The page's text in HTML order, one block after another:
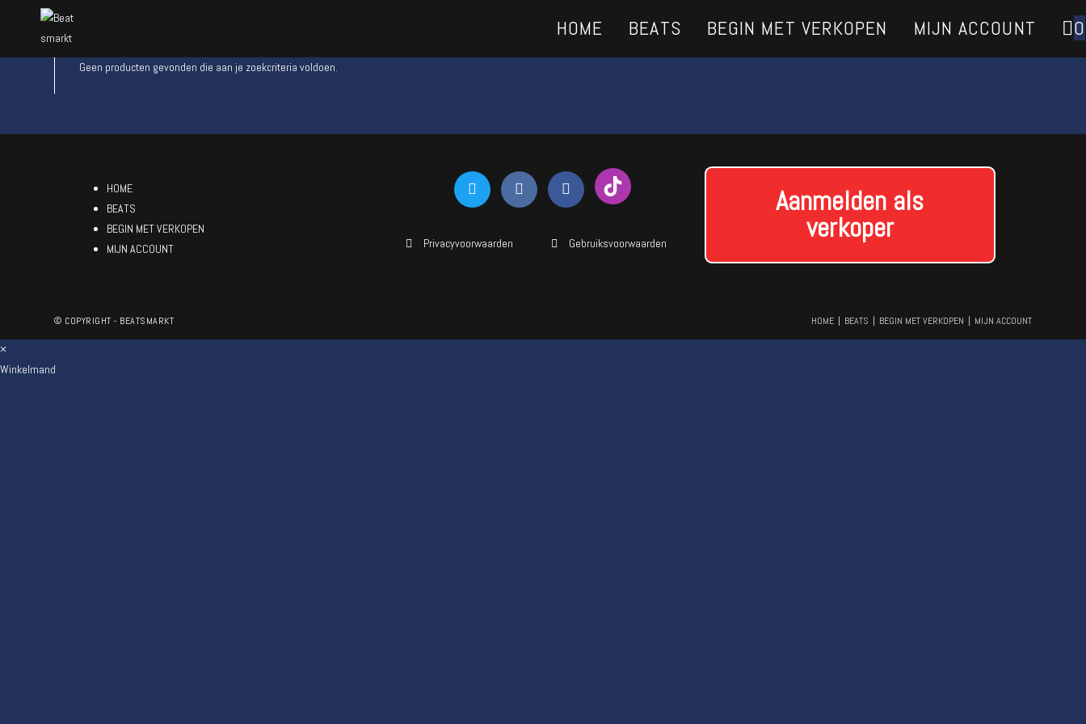
HOME BEATS BEGIN MET VERKOPEN MIJN ACCOUNT 0
Geen producten gevonden die aan je zoekcriteria voldoen.
HOME
BEATS
BEGIN MET VERKOPEN
MIJN ACCOUNT
Privacyvoorwaarden Gebruiksvoorwaarden
Aanmelden als
verkoper
HOME BEATS BEGIN MET VERKOPEN MIJN ACCOUNT
© COPYRIGHT - BEATSMARKT
×
Winkelmand